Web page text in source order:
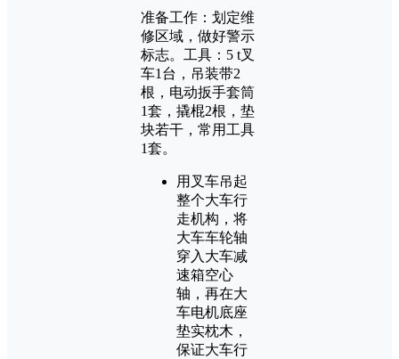
准备工作：划定维
修区域，做好警示
标志。工具：5 t叉
车1台，吊装带2
根，电动扳手套筒
1套，撬棍2根，垫
块若干，常用工具
1套。
用叉车吊起
整个大车行
走机构，将
大车车轮轴
穿入大车减
速箱空心
轴，再在大
车电机底座
垫实枕木，
保证大车行